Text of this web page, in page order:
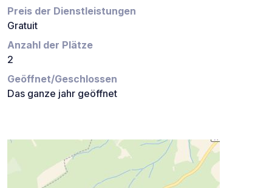
Preis der Dienstleistungen
Gratuit
Anzahl der Plätze
2
Geöffnet/Geschlossen
Das ganze jahr geöffnet